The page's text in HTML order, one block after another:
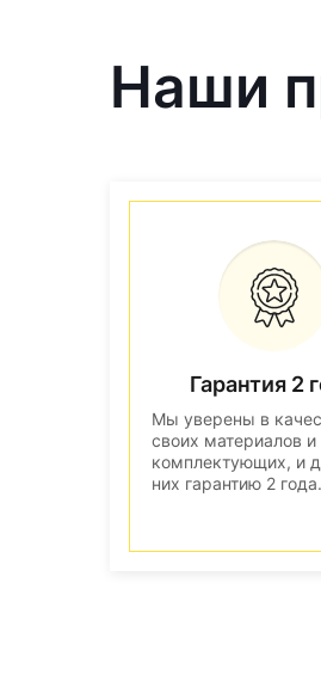
Наши
Гарантия 2
Мы уверены в
своих материалов и
комплектующих, и
них гарантию 2 года.